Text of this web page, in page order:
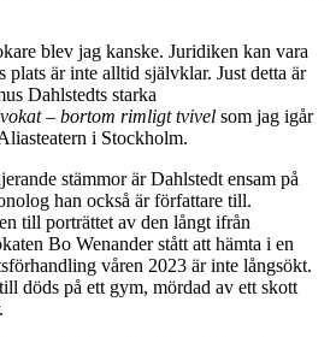
blev jag kanske. Juridiken kan vara
plats är inte alltid självklar. Just detta är
Dahlstedts starka
– bortom rimligt tvivel som jag igår
i Stockholm.
stämmor är Dahlstedt ensam på
han också är författare till.
till porträttet av den långt ifrån
Bo Wenander stått att hämta i en
våren 2023 är inte långsökt.
döds på ett gym, mördad av ett skott